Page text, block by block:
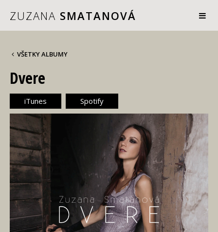
ZUZANA SMATANOVÁ
VŠETKY ALBUMY
Dvere
iTunes Spotify